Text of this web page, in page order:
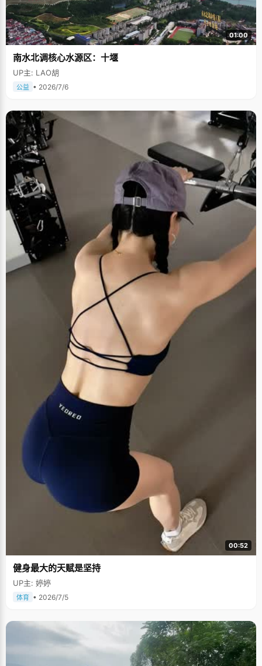
01:00
南水北调核心水源区：十堰
UP主: LAO胡
公益 • 2026/7/6
00:52
健身最大的天赋是坚持
UP主: 婷婷
体育 • 2026/7/5